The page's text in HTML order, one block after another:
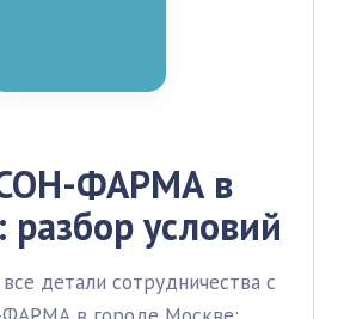
ФАРМА в
условий
детали сотрудничества с